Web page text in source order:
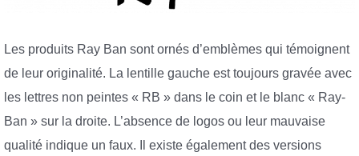
Les produits Ray Ban sont ornés d’emblèmes qui témoignent
de leur originalité. La lentille gauche est toujours gravée avec
les lettres non peintes « RB » dans le coin et le blanc « Ray-
Ban » sur la droite. L’absence de logos ou leur mauvaise
qualité indique un faux. Il existe également des versions